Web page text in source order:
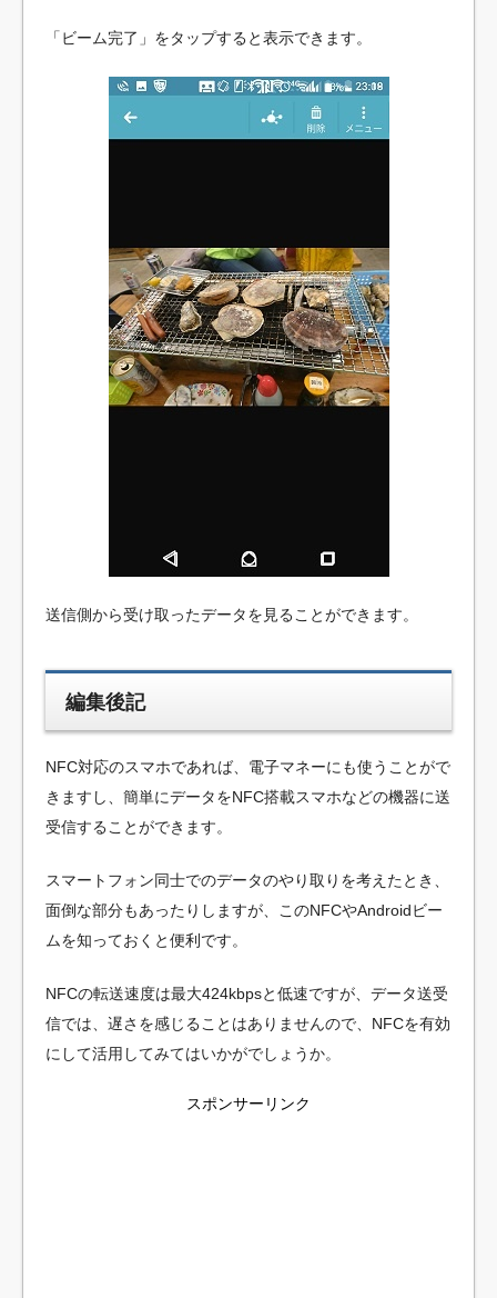
「ビーム完了」をタップすると表示できます。
送信側から受け取ったデータを見ることができます。
編集後記
NFC対応のスマホであれば、電子マネーにも使うことがで
きますし、簡単にデータをNFC搭載スマホなどの機器に送
受信することができます。
スマートフォン同士でのデータのやり取りを考えたとき、
面倒な部分もあったりしますが、このNFCやAndroidビー
ムを知っておくと便利です。
NFCの転送速度は最大424kbpsと低速ですが、データ送受
信では、遅さを感じることはありませんので、NFCを有効
にして活用してみてはいかがでしょうか。
スポンサーリンク